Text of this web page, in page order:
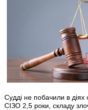
Судді не побачили в
СІЗО 2,5 роки, складу